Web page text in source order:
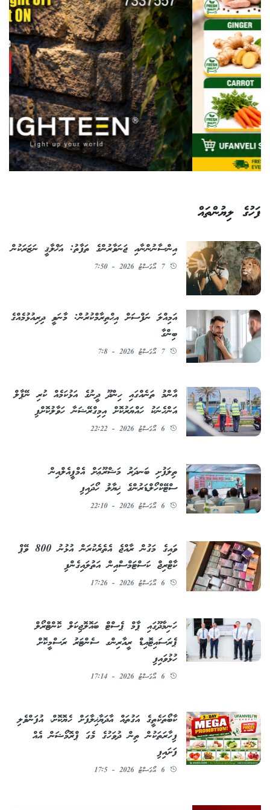
ފަހުގެ ލިޔުންތައް
އިންސާނުންނާއި ޖަނަވާރުންގެ ތަފާތު: އަޚްލާޤީ ނަޒަރަކުން
7 އޯގަސްޓު 2026 - 7:50
އަމިއްލަ ނަފްސަށް އިޙްތިރާމްކުރުން: މާނަވީ ދިރިއުޅުމެއްގެ
ބިންގާ
7 އޯގަސްޓު 2026 - 7:8
އާންމު ތަނެއްގައި ހިންދޫ ދީނުގެ އަޅުކަމެއް ކުރި ނޭޕާލް
އަންހެނަކު ހައްޔަރުކޮށް އިމިގްރޭޝަނާ ހަވާލުކޮށްފި
6 އޯގަސްޓު 2026 - 22:22
ތިލަފުށި ބަނދަރު މަޝްރޫޢަށް އެމްޕީއެލްއިން
ސްޓޭކްހޯލްޑަރުންގެ ޚިޔާލު ހޯދައިފި
6 އޯގަސްޓު 2026 - 22:10
ވައިގެ މަގުން ރާއްޖެ އެތެރެކުރަން އުޅުނު 800 ވޭޕް
ކާޓްރިޖް ކަސްޓަމްސްއިން އަތުލައިގެންފި
6 އޯގަސްޓު 2026 - 17:26
ހަނިމާދޫގައި ޕާމް ޕެސްޓް ބައޮލޮޖިކަލް ކޮންޓްރޯލް
ޕެރަސައިޓޮއިޑް ރީއާރިންގ ސެންޓަރު ރަސްމީކޮށް
ހުޅުވައިފި
6 އޯގަސްޓު 2026 - 17:14
ކާބޯތަކެތީގެ އަގުތައް އާދަޔާޚިލާފަށް ހެޔޮކޮށް، އުފަންވެލި
ފިހާރަތަކުން ތިން ދުވަހުގެ މެގަ ޕްރޮމޯޝަން އެއް
ފަށައިފި
6 އޯގަސްޓު 2026 - 17:5